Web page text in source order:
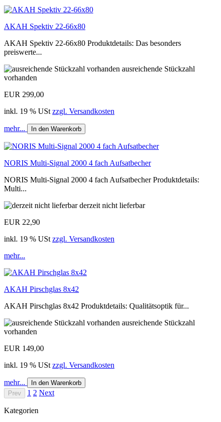
AKAH Spektiv 22-66x80
AKAH Spektiv 22-66x80 Produktdetails: Das besonders
preiswerte...
ausreichende Stückzahl
vorhanden
EUR 299,00
inkl. 19 % USt zzgl. Versandkosten
mehr... In den Warenkorb
NORIS Multi-Signal 2000 4 fach Aufsatbecher
NORIS Multi-Signal 2000 4 fach Aufsatbecher Produktdetails:
Multi...
derzeit nicht lieferbar
EUR 22,90
inkl. 19 % USt zzgl. Versandkosten
mehr...
AKAH Pirschglas 8x42
AKAH Pirschglas 8x42 Produktdetails: Qualitätsoptik für...
ausreichende Stückzahl
vorhanden
EUR 149,00
inkl. 19 % USt zzgl. Versandkosten
mehr...
In den Warenkorb
Prev
1 2 Next
Kategorien